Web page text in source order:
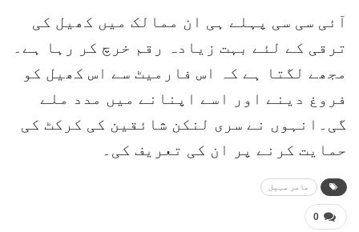
آئی سی سی پہلے ہی ان ممالک میں کھیل کی
ترقی کے لئے بہت زیادہ رقم خرچ کر رہا ہے۔
مجھے لگتا ہے کہ اس فارمیٹ سے اس کھیل کو
فروغ دینے اور اسے اپنانے میں مدد ملے
گی۔انہوں نے سری لنکن شائقین کی کرکٹ کی
حمایت کرنے پر ان کی تعریف کی۔
عامر سہیل
0